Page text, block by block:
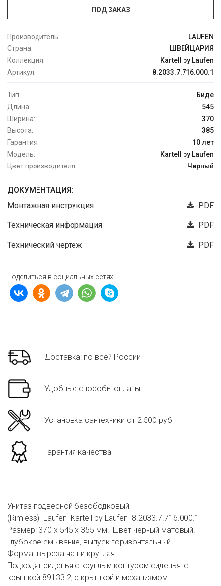
ПОД ЗАКАЗ
Производитель:
LAUFEN
Страна:
ШВЕЙЦАРИЯ
Коллекция:
Kartell by Laufen
Артикул:
8.2033.7.716.000.1
Тип:
Биде
Длина:
545
Ширина:
370
Высота:
385
Гарантия:
10 лет
Модель:
Kartell by Laufen
Цвет производителя:
Черный
ДОКУМЕНТАЦИЯ:
Монтажная инструкция
PDF
Техническая информация PDF
Технический чертеж PDF
Поделиться в социальных сетях:
Доставка: по всей России
Удобные способы оплаты
Установка сантехники от 2 500 руб
Гарантия качества
Унитаз подвесной безободковый
(Rimless) Laufen Kartell by Laufen 8.2033.7.716.000.1
Размер: 370 x 545 x 355 мм. Цвет черный матовый.
Глубокое смывание, выпуск горизонтальный.
Форма выреза чаши круглая.
Подходят сиденья с круглым контуром сиденья: с
крышкой 89133.2, с крышкой и механизмом